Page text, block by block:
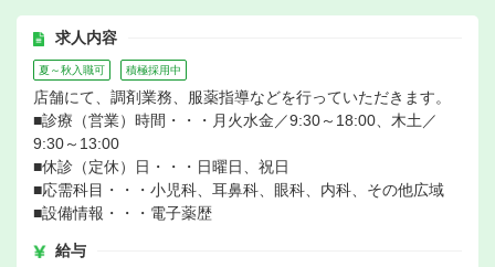
求人内容
夏～秋入職可 積極採用中
店舗にて、調剤業務、服薬指導などを行っていただきます。
■診療（営業）時間・・・月火水金／9:30～18:00、木土／
9:30～13:00
■休診（定休）日・・・日曜日、祝日
■応需科目・・・小児科、耳鼻科、眼科、内科、その他広域
■設備情報・・・電子薬歴
給与